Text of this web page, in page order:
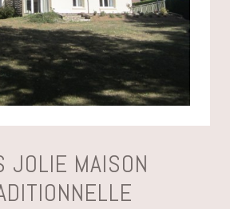
JOLIE MAISON